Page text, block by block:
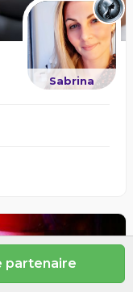
Sabrina
4.9/5
partenaire